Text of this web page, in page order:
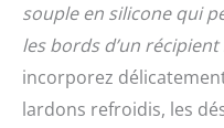
souple en silicone qui
les bords d’un
incorporez
lardons refroidis, les